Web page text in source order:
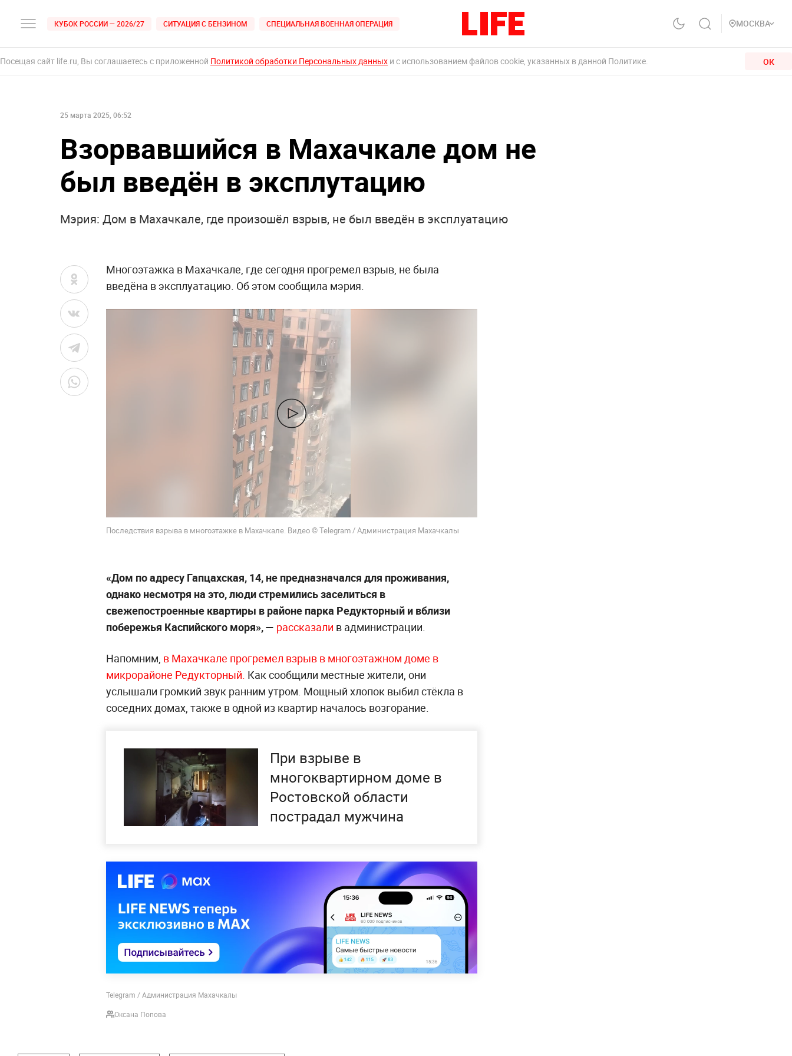
КУБОК РОССИИ — 2026/27 СИТУАЦИЯ С БЕНЗИНОМ СПЕЦИАЛЬНАЯ ВОЕННАЯ ОПЕРАЦИЯ МОСКВА
Посещая сайт life.ru, Вы соглашаетесь с приложенной Политикой обработки Персональных данных и с использованием файлов cookie, указанных в данной Политике. ОК
25 марта 2025, 06:52
Взорвавшийся в Махачкале дом не
был введён в эксплутацию
Мэрия: Дом в Махачкале, где произошёл взрыв, не был введён в эксплуатацию
Многоэтажка в Махачкале, где сегодня прогремел взрыв, не была
введёна в эксплуатацию. Об этом сообщила мэрия.
Последствия взрыва в многоэтажке в Махачкале. Видео © Telegram / Администрация Махачкалы
«Дом по адресу Гапцахская, 14, не предназначался для проживания,
однако несмотря на это, люди стремились заселиться в
свежепостроенные квартиры в районе парка Редукторный и вблизи
побережья Каспийского моря», — рассказали в администрации.
Напомним, в Махачкале прогремел взрыв в многоэтажном доме в
микрорайоне Редукторный. Как сообщили местные жители, они
услышали громкий звук ранним утром. Мощный хлопок выбил стёкла в
соседних домах, также в одной из квартир началось возгорание.
При взрыве в
многоквартирном доме в
Ростовской области
пострадал мужчина
Telegram / Администрация Махачкалы
Оксана Попова